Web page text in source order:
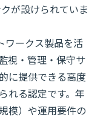
が設けられていま
ワークス製品を活
視・管理・保守サ
に提供できる高度
れる認定です。年
模）や運用要件の